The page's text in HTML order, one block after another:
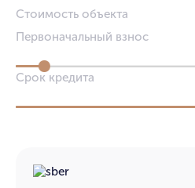
Стоимость объекта
Первоначальный взнос
Срок кредита